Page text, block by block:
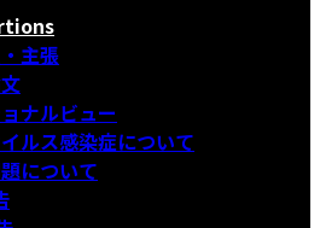
主張
ナルビュー
ルス感染症について
について